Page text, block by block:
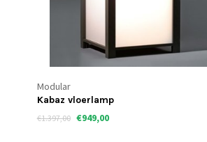
Modular
Kabaz vloerlamp
€1.397,00 €949,00